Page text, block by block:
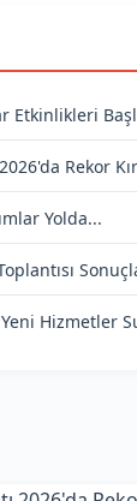
Etkinlikleri
Rekor
Yolda...
Hizmetler